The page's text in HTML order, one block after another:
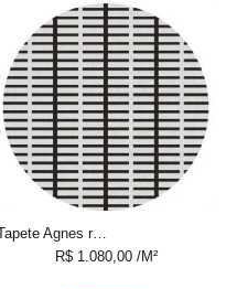
Tapete Agnes redondo 3 geométrico feito à mão, 100% algodão reciclado
R$1.080,00/M²